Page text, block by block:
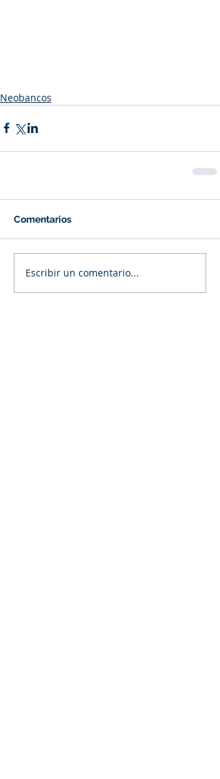
Neobancos
Comentarios
Escribir un comentario...